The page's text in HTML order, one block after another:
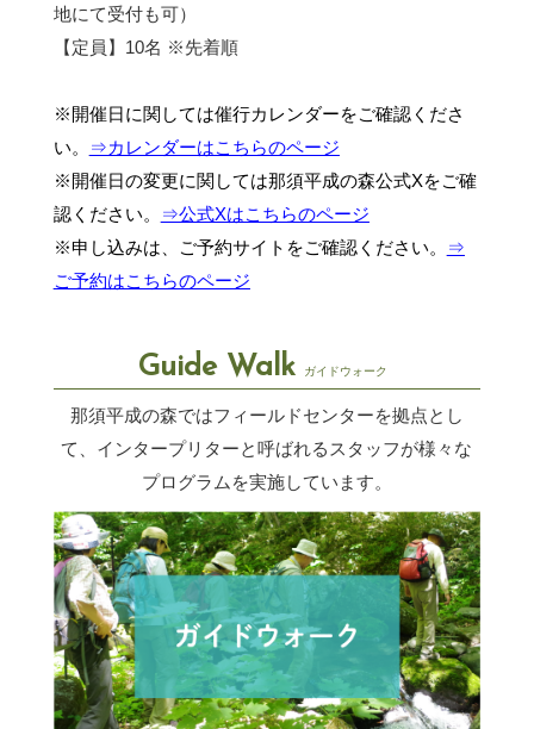
地にて受付も可）
【定員】10名 ※先着順
※開催日に関しては催行カレンダーをご確認くださ
い。
⇒カレンダーはこちらのページ
※開催日の変更に関しては那須平成の森公式Xをご確
認ください。
⇒公式Xはこちらのページ
※申し込みは、ご予約サイトをご確認ください。
⇒
ご予約はこちらのページ
Guide Walk ガイドウォーク
那須平成の森ではフィールドセンターを拠点とし
て、インタープリターと呼ばれるスタッフが様々な
プログラムを実施しています。